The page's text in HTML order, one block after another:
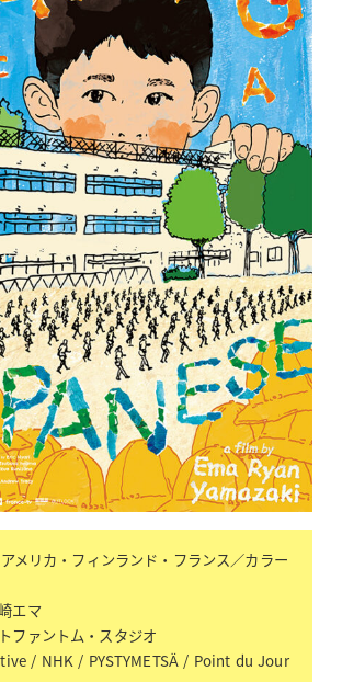
メリカ・フィンランド・フランス／カラー
エマ
ファントム・スタジオ
/ NHK / PYSTYMETSÄ / Point du Jour